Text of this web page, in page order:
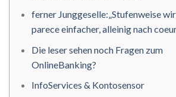
ferner Junggeselle:„Stufenweise
parece einfacher, alleinig nach
Die leser sehen noch Fragen zum
OnlineBanking?
InfoServices & Kontosensor